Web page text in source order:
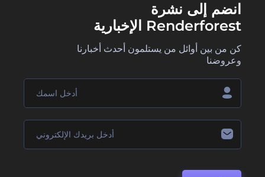
انضم إلى نشرة
Renderforest الإخبارية
كن من بين أوائل من يستلمون أحدث أخبارنا
وعروضنا